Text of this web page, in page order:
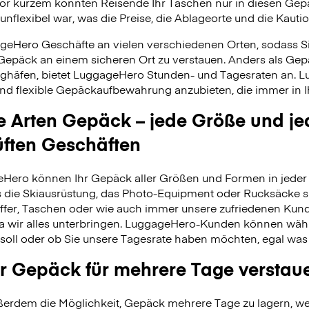
war, was die Preise, die Ablageorte und die
Geschäfte an vielen verschiedenen Orten, sodass
an einem sicheren Ort zu verstauen. Anders als
bietet LuggageHero Stunden- und Tagesraten an.
flexible Gepäckaufbewahrung anzubieten, die immer in
Arten Gepäck – jede Größe und
Geschäften
können Ihr Gepäck aller Größen und Formen in
die Skiausrüstung, das Photo-Equipment oder Rucksäcke
Taschen oder wie auch immer unsere zufriedenen
wir alles unterbringen. LuggageHero-Kunden können
oder ob Sie unsere Tagesrate haben möchten, egal
Gepäck für mehrere Tage
die Möglichkeit, Gepäck mehrere Tage zu lagern,